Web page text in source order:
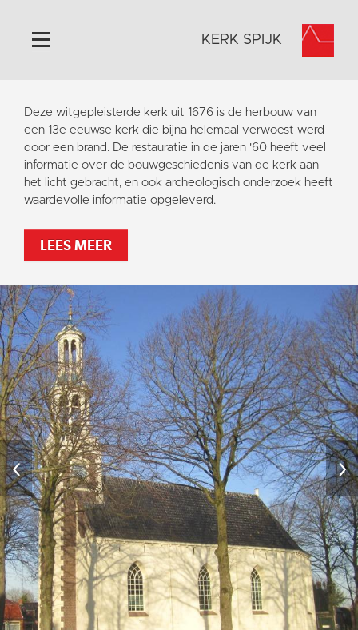
Home
Algemeen
Historie
Omgeving
Activiteiten
Steun ons
Contact
Vaktaal
KERK SPIJK
Deze witgepleisterde kerk uit 1676 is de herbouw van
een 13e eeuwse kerk die bijna helemaal verwoest werd
door een brand. De restauratie in de jaren '60 heeft veel
informatie over de bouwgeschiedenis van de kerk aan
het licht gebracht, en ook archeologisch onderzoek heeft
waardevolle informatie opgeleverd.
LEES MEER
‹ ›